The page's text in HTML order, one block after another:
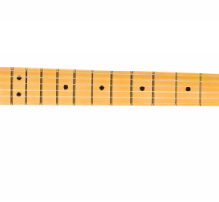
See our brands